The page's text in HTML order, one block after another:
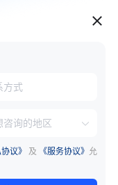
服务推荐
议》 及 《服务协议》 允